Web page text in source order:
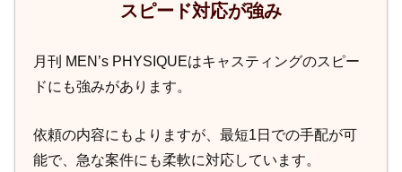
スピード対応が強み
月刊 MEN’s PHYSIQUEはキャスティングのスピー
ドにも強みがあります。
依頼の内容にもよりますが、最短1日での手配が可
能で、急な案件にも柔軟に対応しています。